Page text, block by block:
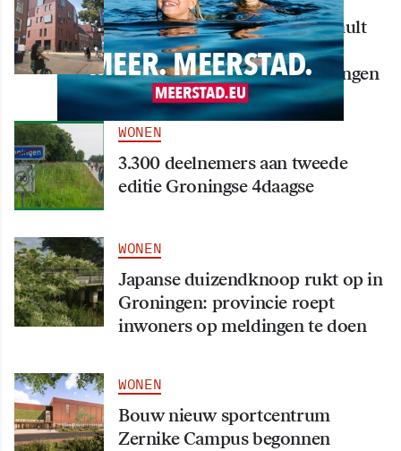
Nieuw creatief centrum Tumult
bijna klaar: opening eind
september in hart van Groningen
WONEN
3.300 deelnemers aan tweede
editie Groningse 4daagse
WONEN
Japanse duizendknoop rukt op in
Groningen: provincie roept
inwoners op meldingen te doen
WONEN
Bouw nieuw sportcentrum
Zernike Campus begonnen